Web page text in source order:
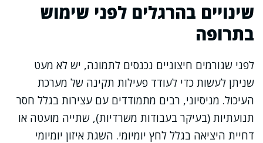
שינויים בהרגלים לפני שימוש
בתרופה
לפני שגורמים חיצוניים נכנסים לתמונה, יש לא מעט
שניתן לעשות כדי לעודד פעילות תקינה של מערכת
העיכול. מניסיוני, רבים מתמודדים עם עצירות בגלל חסר
תנועתיות (בעיקר בעבודות משרדיות), שתייה מועטה או
דחיית היציאה בגלל לחץ יומיומי. השגת איזון יומיומי